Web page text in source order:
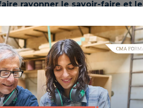
rayonner le savoir-faire et le
INCONTOURNABLE
2002 ont permis la rencontre
métiers d’art au travers de leurs
culturels.